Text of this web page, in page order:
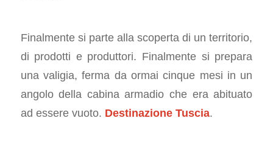
Finalmente si parte alla scoperta di un territorio,
di prodotti e produttori. Finalmente si prepara
una valigia, ferma da ormai cinque mesi in un
angolo della cabina armadio che era abituato
ad essere vuoto. Destinazione Tuscia.